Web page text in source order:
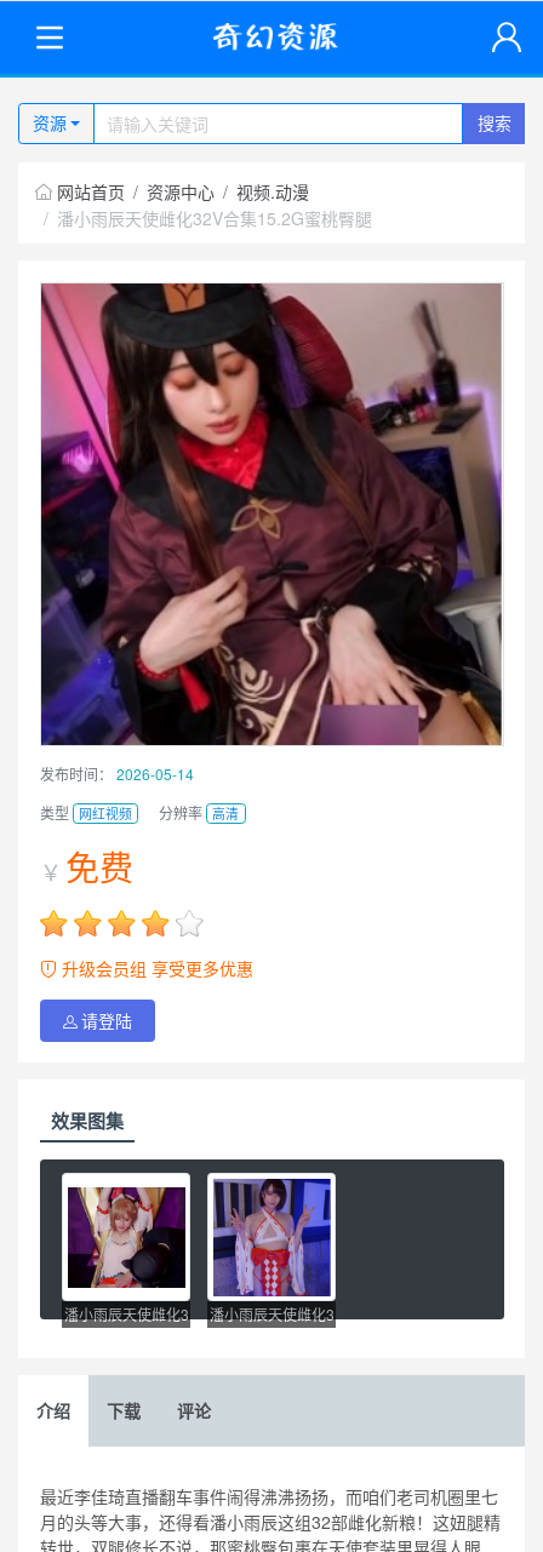
资源 搜索
网站首页 资源中心
视频.动漫
潘小雨辰天使雌化32V合集15.2G蜜桃臀腿
发布时间：
2026-05-14
类型
网红视频 分辨率 高清
￥ 免费
升级会员组 享受更多优惠
请登陆
效果图集
潘小雨辰天使雌化3
潘小雨辰天使雌化3
介绍 下载 评论
最近李佳琦直播翻车事件闹得沸沸扬扬，而咱们老司机圈里七
月的头等大事，还得看潘小雨辰这组32部雌化新粮！这妞腿精